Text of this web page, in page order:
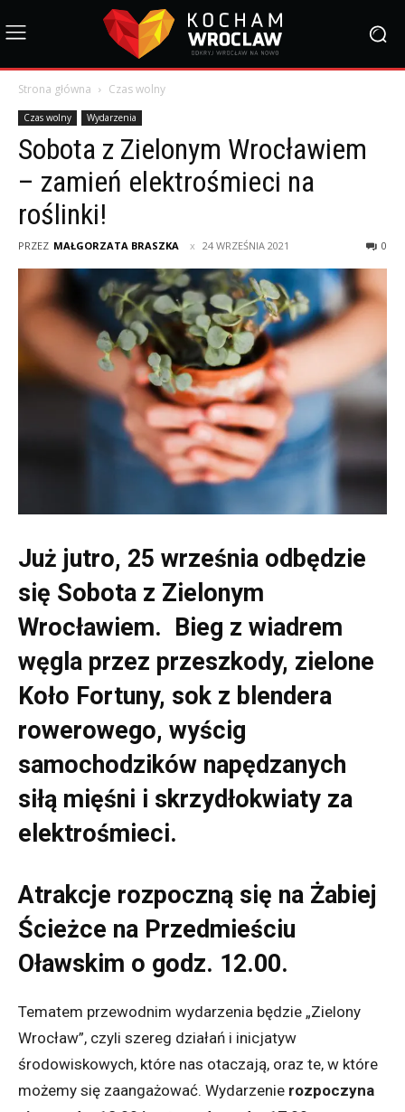
Strona główna Czas wolny
Czas wolny Wydarzenia
Sobota z Zielonym Wrocławiem
– zamień elektrośmieci na
roślinki!
PRZEZ MAŁGORZATA BRASZKA 24 WRZEŚNIA 2021 0
Już jutro, 25 września odbędzie
się Sobota z Zielonym
Wrocławiem. Bieg z wiadrem
węgla przez przeszkody, zielone
Koło Fortuny, sok z blendera
rowerowego, wyścig
samochodzików napędzanych
siłą mięśni i skrzydłokwiaty za
elektrośmieci.
Atrakcje rozpoczną się na Żabiej
Ścieżce na Przedmieściu
Oławskim o godz. 12.00.
Tematem przewodnim wydarzenia będzie „Zielony
Wrocław”, czyli szereg działań i inicjatyw
środowiskowych, które nas otaczają, oraz te, w które
możemy się zaangażować. Wydarzenie rozpoczyna